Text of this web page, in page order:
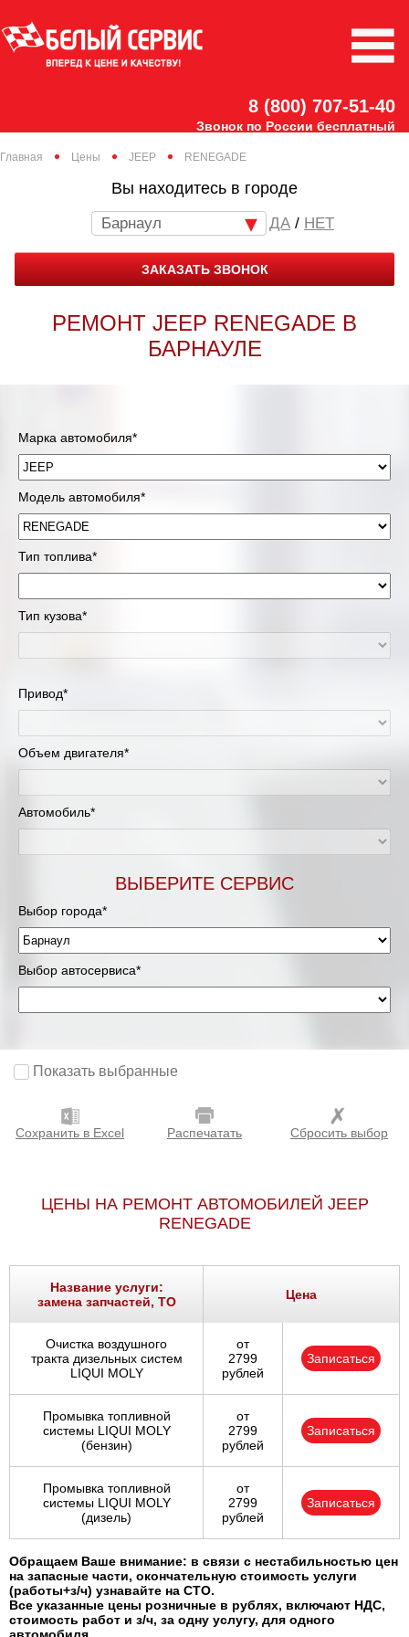
8 (800) 707-51-40
Звонок по России бесплатный
Главная Цены JEEP RENEGADE
Вы находитесь в городе
Барнаул / НЕТ
ЗАКАЗАТЬ ЗВОНОК
РЕМОНТ JEEP RENEGADE В
БАРНАУЛЕ
Марка автомобиля*
Модель автомобиля*
Тип топлива*
Тип кузова*
Привод*
Объем двигателя*
Автомобиль*
ВЫБЕРИТЕ СЕРВИС
Выбор города*
Выбор автосервиса*
Показать выбранные
Сохранить в Excel Распечатать Сбросить выбор
ЦЕНЫ НА РЕМОНТ АВТОМОБИЛЕЙ JEEP
RENEGADE
Название услуги:
замена запчастей, ТО
Цена
Очистка воздушного
тракта дизельных систем
LIQUI MOLY
от
2799
рублей
Записаться
Промывка топливной
системы LIQUI MOLY
(бензин)
от
2799
рублей
Записаться
Промывка топливной
системы LIQUI MOLY
(дизель)
от
2799
рублей
Записаться
Обращаем Ваше внимание: в связи с нестабильностью цен
на запасные части, окончательную стоимость услуги
(работы+з/ч) узнавайте на СТО.
Все указанные цены розничные в рублях, включают НДС,
стоимость работ и з/ч, за одну услугу, для одного